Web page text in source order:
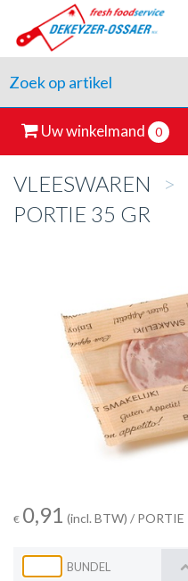
Uw winkelmand 0
VLEESWAREN >
PORTIE 35 GR
€ 0,91 (incl. BTW) / PORTIE
BUNDEL